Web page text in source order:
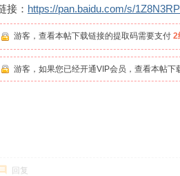
接： https://pan.baidu.com/s/
游客，查看本帖下载链接的提取码需要支付 2
游客，如果您已经开通VIP会员，查看本帖下
回复